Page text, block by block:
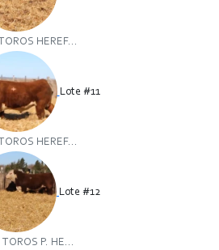
TOROS HEREF...
Lote #11
TOROS HEREF...
Lote #12
TOROS P. HE...